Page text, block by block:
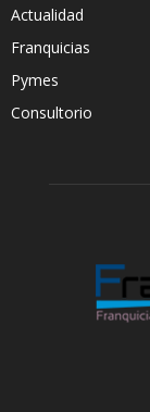
Actualidad
Franquicias
Pymes
Consultorio